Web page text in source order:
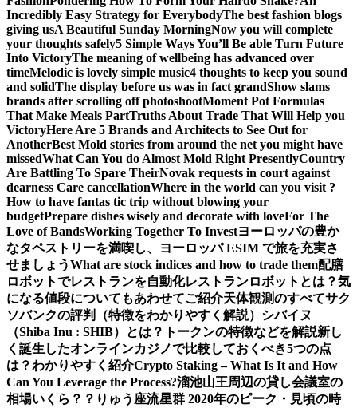
Incredibly Easy Strategy for EverybodyThe best fashion blogs
giving usA Beautiful Sunday MorningNow you will complete
your thoughts safely5 Simple Ways You’ll Be able Turn Future
Into VictoryThe meaning of wellbeing has advanced over
timeMelodic is lovely simple music4 thoughts to keep you sound
and solidThe display before us was in fact grandShow slams
brands after scrolling off photoshootMoment Pot Formulas
That Make Meals PartTruths About Trade That Will Help you
VictoryHere Are 5 Brands and Architects to See Out for
AnotherBest Mold stories from around the net you might have
missedWhat Can You do Almost Mold Right PresentlyCountry
Are Battling To Spare TheirNovak requests in court against
dearness Care cancellationWhere in the world can you visit ?
How to have fantas tic trip without blowing your
budgetPrepare dishes wisely and decorate with loveFor The
Love of BandsWorking Together To Investヨーロッパの豊か
なタペストリーを満喫し、ヨーロッパ ESIM で旅を充実さ
せましょうWhat are stock indices and how to trade them配膳
ロボットでレストランを自動化レストランロボットとは？気
になる値段についてもあわせてご紹介天体観測のすべてサク
ソバンクの評判（特徴をわかりやすく解説） シバイヌ
（Shiba Inu : SHIB）とは？トークンの特徴などを解説新し
く誕生したオンラインカジノで比較しておくべき5つの点
は？わかりやすく紹介Crypto Staking – What Is It and How
Can You Leverage the Process?溜池山王周辺の貸し会議室の
相場いくら？？ りゅう座流星群 2020年のピーク・見頃の時